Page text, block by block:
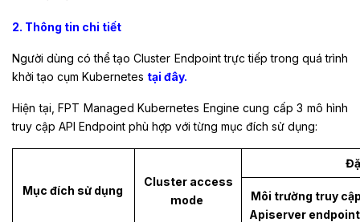
2. Thông tin chi tiết
Người dùng có thể tạo Cluster Endpoint trực tiếp trong quá trình
khởi tạo cụm Kubernetes tại đây.
Hiện tại, FPT Managed Kubernetes Engine cung cấp 3 mô hình
truy cập API Endpoint phù hợp với từng mục đích sử dụng:
Mục đích sử dụng
Cluster access
mode
Môi trường truy
Apiserver